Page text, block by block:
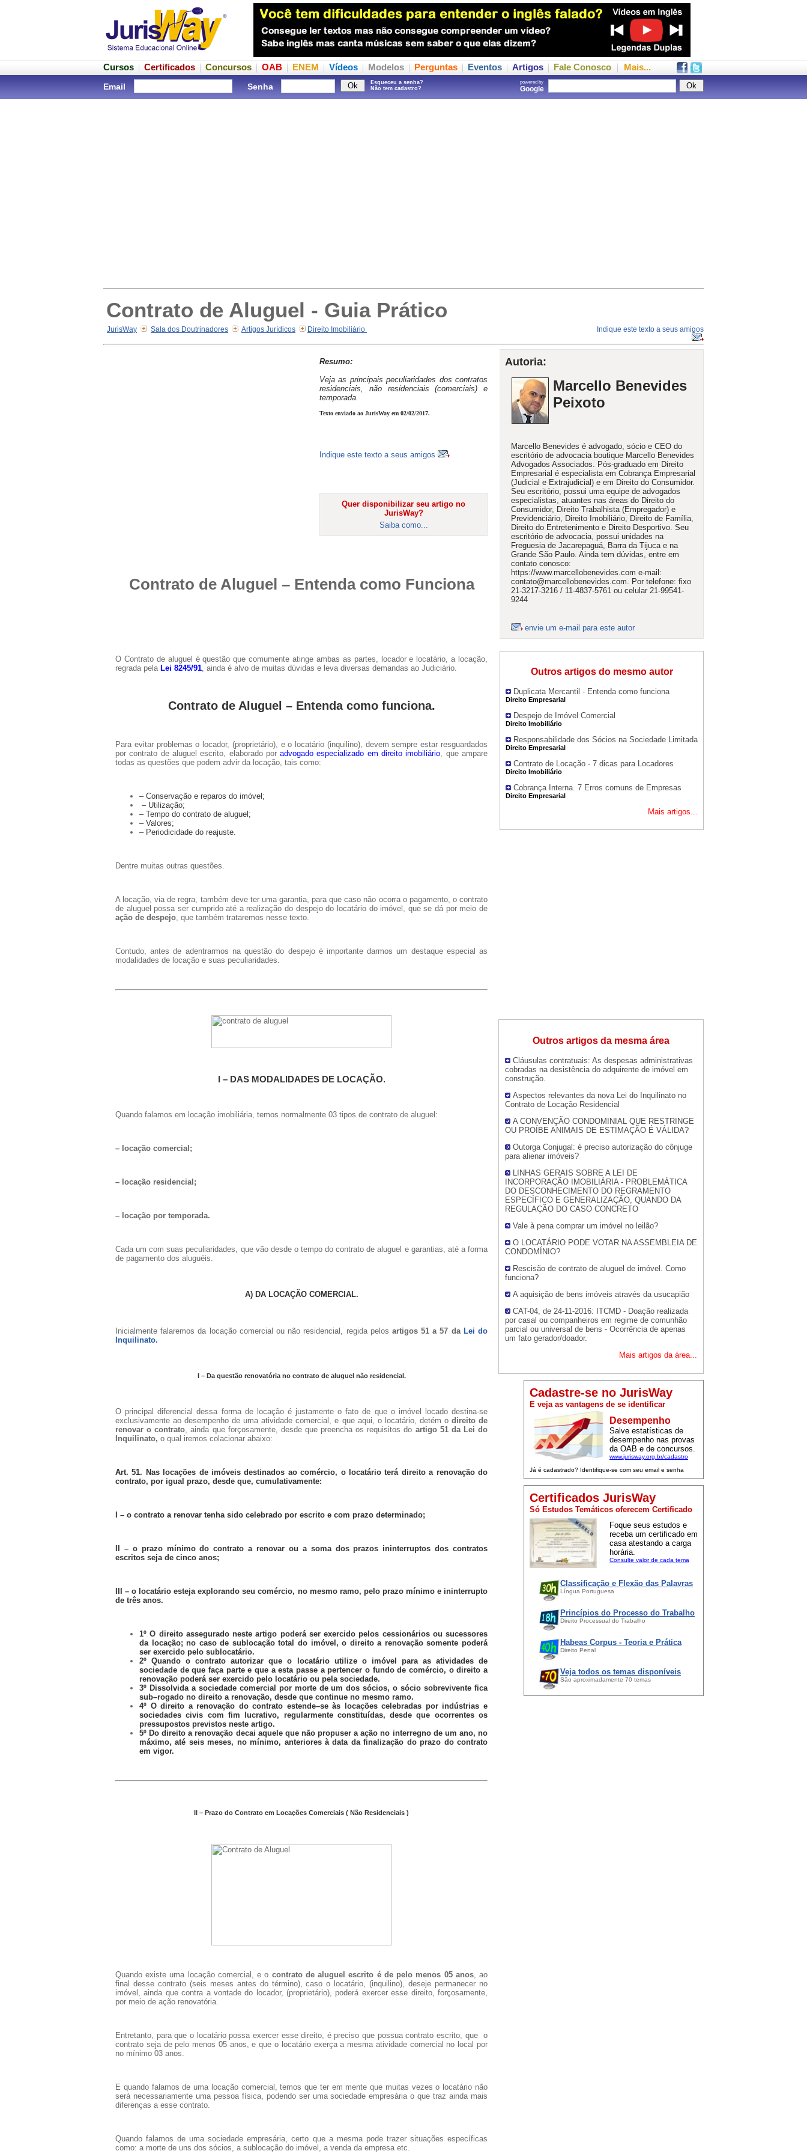
Cursos Certificados Concursos OAB ENEM Vídeos Modelos Perguntas Eventos Artigos Fale Conosco Mais...
Email Senha
Esqueceu a senha?
Não tem cadastro?
powered by
Google
Contrato de Aluguel - Guia Prático
JurisWay Sala dos Doutrinadores Artigos Jurídicos Direito Imobiliário Indique este texto a seus amigos
Autoria:
Marcello Benevides
Peixoto
Marcello Benevides é advogado, sócio e CEO do
escritório de advocacia boutique Marcello Benevides
Advogados Associados. Pós-graduado em Direito
Empresarial é especialista em Cobrança Empresarial
(Judicial e Extrajudicial) e em Direito do Consumidor.
Seu escritório, possui uma equipe de advogados
especialistas, atuantes nas áreas do Direito do
Consumidor, Direito Trabalhista (Empregador) e
Previdenciário, Direito Imobiliário, Direito de Família,
Direito do Entretenimento e Direito Desportivo. Seu
escritório de advocacia, possui unidades na
Freguesia de Jacarepaguá, Barra da Tijuca e na
Grande São Paulo. Ainda tem dúvidas, entre em
contato conosco:
https://www.marcellobenevides.com e-mail:
contato@marcellobenevides.com. Por telefone: fixo
21-3217-3216 / 11-4837-5761 ou celular 21-99541-
9244
envie um e-mail para este autor
Outros artigos do mesmo autor
Duplicata Mercantil - Entenda como funciona
Direito Empresarial
Despejo de Imóvel Comercial
Direito Imobiliário
Responsabilidade dos Sócios na Sociedade Limitada
Direito Empresarial
Contrato de Locação - 7 dicas para Locadores
Direito Imobiliário
Cobrança Interna. 7 Erros comuns de Empresas
Direito Empresarial
Mais artigos...
Outros artigos da mesma área
Cláusulas contratuais: As despesas administrativas
cobradas na desistência do adquirente de imóvel em
construção.
Aspectos relevantes da nova Lei do Inquilinato no
Contrato de Locação Residencial
A CONVENÇÃO CONDOMINIAL QUE RESTRINGE
OU PROÍBE ANIMAIS DE ESTIMAÇÃO É VÁLIDA?
Outorga Conjugal: é preciso autorização do cônjuge
para alienar imóveis?
LINHAS GERAIS SOBRE A LEI DE
INCORPORAÇÃO IMOBILIÁRIA - PROBLEMÁTICA
DO DESCONHECIMENTO DO REGRAMENTO
ESPECÍFICO E GENERALIZAÇÃO, QUANDO DA
REGULAÇÃO DO CASO CONCRETO
Vale à pena comprar um imóvel no leilão?
O LOCATÁRIO PODE VOTAR NA ASSEMBLEIA DE
CONDOMÍNIO?
Rescisão de contrato de aluguel de imóvel. Como
funciona?
A aquisição de bens imóveis através da usucapião
CAT-04, de 24-11-2016: ITCMD - Doação realizada
por casal ou companheiros em regime de comunhão
parcial ou universal de bens - Ocorrência de apenas
um fato gerador/doador.
Mais artigos da área...
Cadastre-se no JurisWay
E veja as vantagens de se identificar
Desempenho
Salve estatísticas de
desempenho nas provas
da OAB e de concursos.
www.jurisway.org.br/cadastro
Já é cadastrado? Identifique-se com seu email e senha
Certificados JurisWay
Só Estudos Temáticos oferecem Certificado
Foque seus estudos e
receba um certificado em
casa atestando a carga
horária.
Consulte valor de cada tema
Classificação e Flexão das Palavras
Língua Portuguesa
Princípios do Processo do Trabalho
Direito Processual do Trabalho
Habeas Corpus - Teoria e Prática
Direito Penal
Veja todos os temas disponíveis
São aproximadamente 70 temas
Resumo:
Veja as principais peculiaridades dos contratos
residenciais, não residenciais (comerciais) e
temporada.
Texto enviado ao JurisWay em 02/02/2017.
Indique este texto a seus amigos
Quer disponibilizar seu artigo no
JurisWay?
Saiba como...
Contrato de Aluguel – Entenda como Funciona
O Contrato de aluguel é questão que comumente atinge ambas as partes, locador e locatário, a locação,
regrada pela Lei 8245/91, ainda é alvo de muitas dúvidas e leva diversas demandas ao Judiciário.
Contrato de Aluguel – Entenda como funciona.
Para evitar problemas o locador, (proprietário), e o locatário (inquilino), devem sempre estar resguardados
por contrato de aluguel escrito, elaborado poradvogado especializado em direito imobiliário , que ampare
todas as questões que podem advir da locação, tais como:
– Conservação e reparos do imóvel;
– Utilização;
– Tempo do contrato de aluguel;
– Valores;
– Periodicidade do reajuste.
Dentre muitas outras questões.
A locação, via de regra, também deve ter uma garantia, para que caso não ocorra o pagamento, o contrato
de aluguel possa ser cumprido até a realização do despejo do locatário do imóvel, que se dá por meio de
ação de despejo , que também trataremos nesse texto.
Contudo, antes de adentrarmos na questão do despejo é importante darmos um destaque especial as
modalidades de locação e suas peculiaridades.
I – DAS MODALIDADES DE LOCAÇÃO.
Quando falamos em locação imobiliária, temos normalmente 03 tipos de contrato de aluguel:
– locação comercial;
– locação residencial;
– locação por temporada.
Cada um com suas peculiaridades, que vão desde o tempo do contrato de aluguel e garantias, até a forma
de pagamento dos aluguéis.
A) DA LOCAÇÃO COMERCIAL.
Inicialmente falaremos da locação comercial ou não residencial, regida pelos artigos 51 a 57 da Lei do
Inquilinato.
I – Da questão renovatória no contrato de aluguel não residencial.
O principal diferencial dessa forma de locação é justamente o fato de que o imóvel locado destina-se
exclusivamente ao desempenho de uma atividade comercial, e que aqui, o locatário, detém o direito de
renovar o contrato , ainda que forçosamente, desde que preencha os requisitos do artigo 51 da Lei do
Inquilinato, o qual iremos colacionar abaixo:
Art. 51. Nas locações de imóveis destinados ao comércio, o locatário terá direito a renovação do
contrato, por igual prazo, desde que, cumulativamente:
I – o contrato a renovar tenha sido celebrado por escrito e com prazo determinado;
II – o prazo mínimo do contrato a renovar ou a soma dos prazos ininterruptos dos contratos
escritos seja de cinco anos;
III – o locatário esteja explorando seu comércio, no mesmo ramo, pelo prazo mínimo e ininterrupto
de três anos.
1º O direito assegurado neste artigo poderá ser exercido pelos cessionários ou sucessores
da locação; no caso de sublocação total do imóvel, o direito a renovação somente poderá
ser exercido pelo sublocatário.
2º Quando o contrato autorizar que o locatário utilize o imóvel para as atividades de
sociedade de que faça parte e que a esta passe a pertencer o fundo de comércio, o direito a
renovação poderá ser exercido pelo locatário ou pela sociedade.
3º Dissolvida a sociedade comercial por morte de um dos sócios, o sócio sobrevivente fica
sub–rogado no direito a renovação, desde que continue no mesmo ramo.
4º O direito a renovação do contrato estende–se às locações celebradas por indústrias e
sociedades civis com fim lucrativo, regularmente constituídas, desde que ocorrentes os
pressupostos previstos neste artigo.
5º Do direito a renovação decai aquele que não propuser a ação no interregno de um ano, no
máximo, até seis meses, no mínimo, anteriores à data da finalização do prazo do contrato
em vigor.
II – Prazo do Contrato em Locações Comerciais ( Não Residenciais )
Quando existe uma locação comercial, e o contrato de aluguel escrito é de pelo menos 05 anos, ao
final desse contrato (seis meses antes do término), caso o locatário, (inquilino), deseje permanecer no
imóvel, ainda que contra a vontade do locador, (proprietário), poderá exercer esse direito, forçosamente,
por meio de ação renovatória.
Entretanto, para que o locatário possa exercer esse direito, é preciso que possua contrato escrito, que o
contrato seja de pelo menos 05 anos, e que o locatário exerça a mesma atividade comercial no local por
no mínimo 03 anos.
E quando falamos de uma locação comercial, temos que ter em mente que muitas vezes o locatário não
será necessariamente uma pessoa física, podendo ser uma sociedade empresária o que traz ainda mais
diferenças a esse contrato.
Quando falamos de uma sociedade empresária, certo que a mesma pode trazer situações específicas
como: a morte de uns dos sócios, a sublocação do imóvel, a venda da empresa etc.